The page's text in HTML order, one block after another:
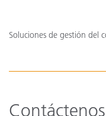
Soluciones de gestión del
Contáctenos